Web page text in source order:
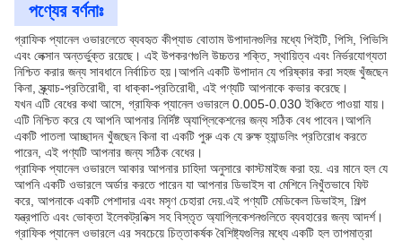
পণ্যের বর্ণনাঃ
গ্রাফিক প্যানেল ওভারলেতে ব্যবহৃত কীপ্যাড বোতাম উপাদানগুলির মধ্যে পিইটি, পিসি, পিভিসি
এবং লেক্সান অন্তর্ভুক্ত রয়েছে। এই উপকরণগুলি উচ্চতর শক্তি, স্থায়িত্ব এবং নির্ভরযোগ্যতা
নিশ্চিত করার জন্য সাবধানে নির্বাচিত হয়।আপনি একটি উপাদান যে পরিষ্কার করা সহজ খুঁজছেন
কিনা, স্ক্র্যাচ-প্রতিরোধী, বা ধাক্কা-প্রতিরোধী, এই পণ্যটি আপনাকে কভার করেছে।
যখন এটি বেধের কথা আসে, গ্রাফিক প্যানেল ওভারলে 0.005-0.030 ইঞ্চিতে পাওয়া যায়।
এটি নিশ্চিত করে যে আপনি আপনার নির্দিষ্ট অ্যাপ্লিকেশনের জন্য সঠিক বেধ পাবেন।আপনি
একটি পাতলা আচ্ছাদন খুঁজছেন কিনা বা একটি পুরু এক যে রুক্ষ হ্যান্ডলিং প্রতিরোধ করতে
পারেন, এই পণ্যটি আপনার জন্য সঠিক বেধের।
গ্রাফিক প্যানেল ওভারলে আকার আপনার চাহিদা অনুসারে কাস্টমাইজ করা হয়. এর মানে হল যে
আপনি একটি ওভারলে অর্ডার করতে পারেন যা আপনার ডিভাইস বা মেশিনে নিখুঁতভাবে ফিট
করে, আপনাকে একটি পেশাদার এবং মসৃণ চেহারা দেয়.এই পণ্যটি মেডিকেল ডিভাইস, শিল্প
যন্ত্রপাতি এবং ভোক্তা ইলেকট্রনিক্স সহ বিস্তৃত অ্যাপ্লিকেশনগুলিতে ব্যবহারের জন্য আদর্শ।
গ্রাফিক প্যানেল ওভারলে এর সবচেয়ে চিত্তাকর্ষক বৈশিষ্ট্যগুলির মধ্যে একটি হল তাপমাত্রা